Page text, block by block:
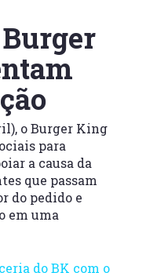
o Burger King
para
a causa da
que passam
do pedido e
em uma
do BK com o